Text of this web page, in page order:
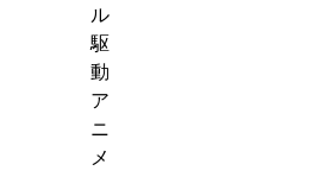
ル
駆
動
ア
ニ
メ